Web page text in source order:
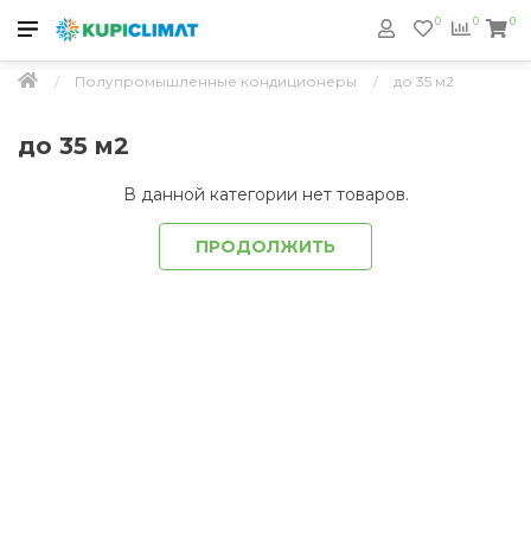
0
0 0
Полупромышленные кондиционеры до 35 м2
до 35 м2
В данной категории нет товаров.
ПРОДОЛЖИТЬ